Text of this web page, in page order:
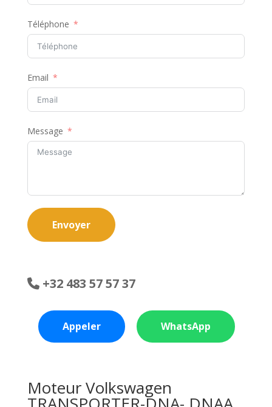
Téléphone
Email
Message
Envoyer
+32 483 57 57 37
Appeler WhatsApp
Moteur Volkswagen